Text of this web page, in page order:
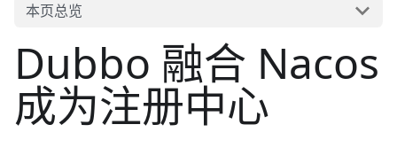
本页总览
Dubbo 融合 Nacos
成为注册中心